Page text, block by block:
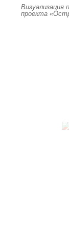
Визуализация
проекта